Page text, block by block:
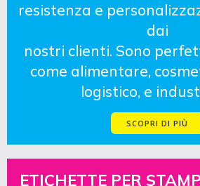
resistenza e
dai
nostri clienti. Sono
come alimentare,
logistico, e
SCOPRI DI PIÙ
ETICHETTE PER